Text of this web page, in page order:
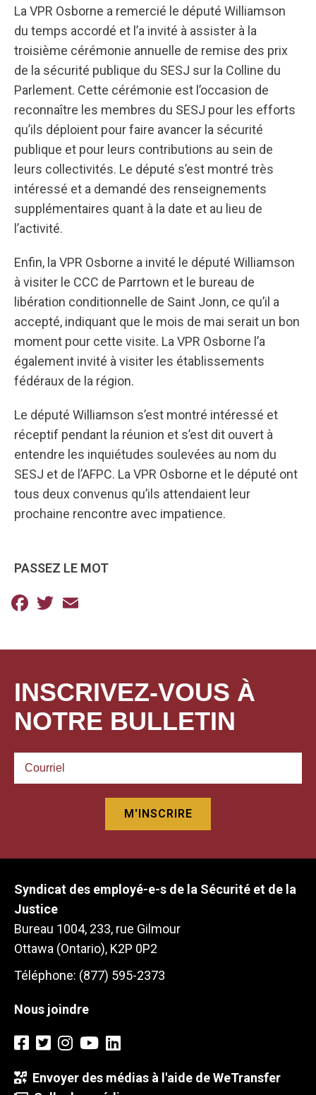
La VPR Osborne a remercié le député Williamson
du temps accordé et l’a invité à assister à la
troisième cérémonie annuelle de remise des prix
de la sécurité publique du SESJ sur la Colline du
Parlement. Cette cérémonie est l’occasion de
reconnaître les membres du SESJ pour les efforts
qu’ils déploient pour faire avancer la sécurité
publique et pour leurs contributions au sein de
leurs collectivités. Le député s’est montré très
intéressé et a demandé des renseignements
supplémentaires quant à la date et au lieu de
l’activité.
Enfin, la VPR Osborne a invité le député Williamson
à visiter le CCC de Parrtown et le bureau de
libération conditionnelle de Saint Jonn, ce qu’il a
accepté, indiquant que le mois de mai serait un bon
moment pour cette visite. La VPR Osborne l’a
également invité à visiter les établissements
fédéraux de la région.
Le député Williamson s’est montré intéressé et
réceptif pendant la réunion et s’est dit ouvert à
entendre les inquiétudes soulevées au nom du
SESJ et de l’AFPC. La VPR Osborne et le député ont
tous deux convenus qu’ils attendaient leur
prochaine rencontre avec impatience.
PASSEZ LE MOT
Facebook
Twitter
INSCRIVEZ-VOUS À
NOTRE BULLETIN
Syndicat des employé-e-s de la Sécurité et de la
Justice
Bureau 1004, 233, rue Gilmour
Ottawa (Ontario), K2P 0P2
Téléphone: (877) 595-2373
Nous joindre
Envoyer des médias à l'aide de WeTransfer